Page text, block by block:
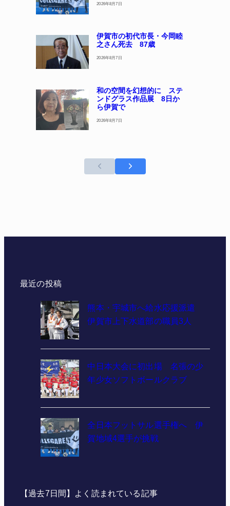
2026年8月7日
伊賀市の初代市長・今岡睦
之さん死去 87歳
2026年8月7日
和の空間を幻想的に ステ
ンドグラス作品展 8日か
ら伊賀で
2026年8月7日
最近の投稿
熊本・宇城市へ給水応援派遣
伊賀市上下水道部の職員3人
中日本大会に初出場 名張の少
年少女ソフトボールクラブ
全日本フットサル選手権へ 伊
賀地域4選手が挑戦
【過去7日間】よく読まれている記事